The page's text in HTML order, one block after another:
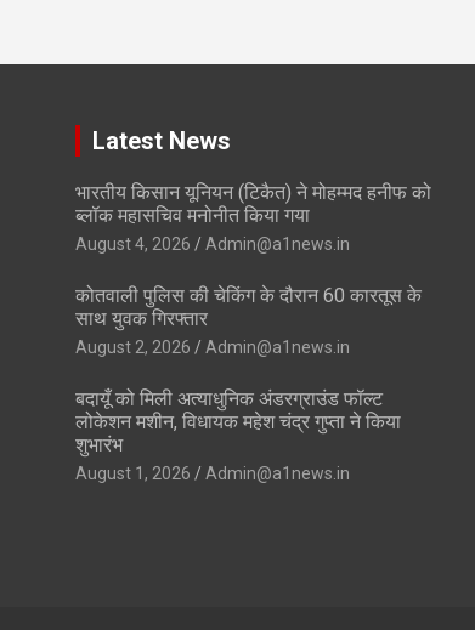
Latest News
भारतीय किसान यूनियन (टिकैत) ने मोहम्मद हनीफ को
ब्लॉक महासचिव मनोनीत किया गया
August 4, 2026 Admin@a1news.in
कोतवाली पुलिस की चेकिंग के दौरान 60 कारतूस के
साथ युवक गिरफ्तार
August 2, 2026 Admin@a1news.in
बदायूँ को मिली अत्याधुनिक अंडरग्राउंड फॉल्ट
लोकेशन मशीन, विधायक महेश चंद्र गुप्ता ने किया
शुभारंभ
August 1, 2026 Admin@a1news.in